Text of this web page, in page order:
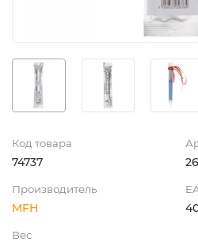
Код товара
74737
Производитель
MFH
Вес